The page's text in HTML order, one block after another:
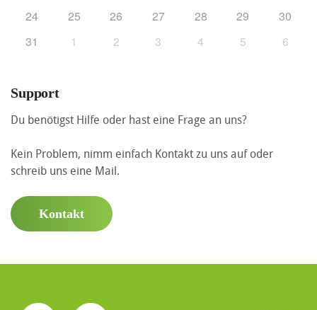
24
25 26 27 28 29
30
31
1 2 3 4 5 6
Support
Du benötigst Hilfe oder hast eine Frage an uns?
Kein Problem, nimm einfach Kontakt zu uns auf oder
schreib uns eine Mail.
Kontakt